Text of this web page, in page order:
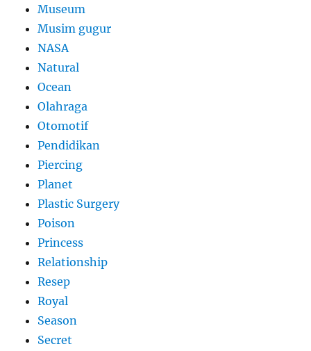
Museum
Musim gugur
NASA
Natural
Ocean
Olahraga
Otomotif
Pendidikan
Piercing
Planet
Plastic Surgery
Poison
Princess
Relationship
Resep
Royal
Season
Secret